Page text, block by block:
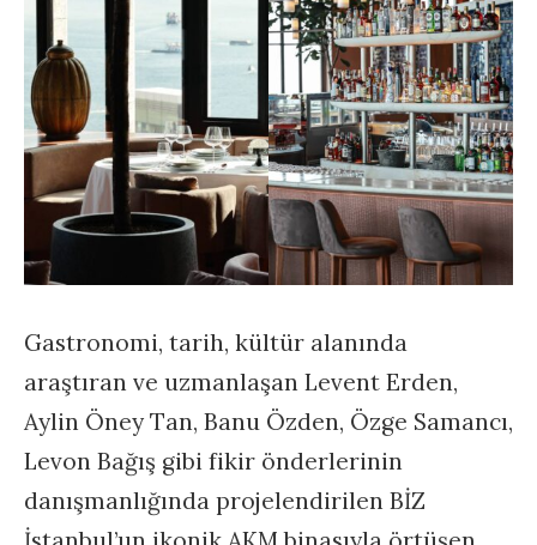
Gastronomi, tarih, kültür alanında
araştıran ve uzmanlaşan Levent Erden,
Aylin Öney Tan, Banu Özden, Özge Samancı,
Levon Bağış gibi fikir önderlerinin
danışmanlığında projelendirilen BİZ